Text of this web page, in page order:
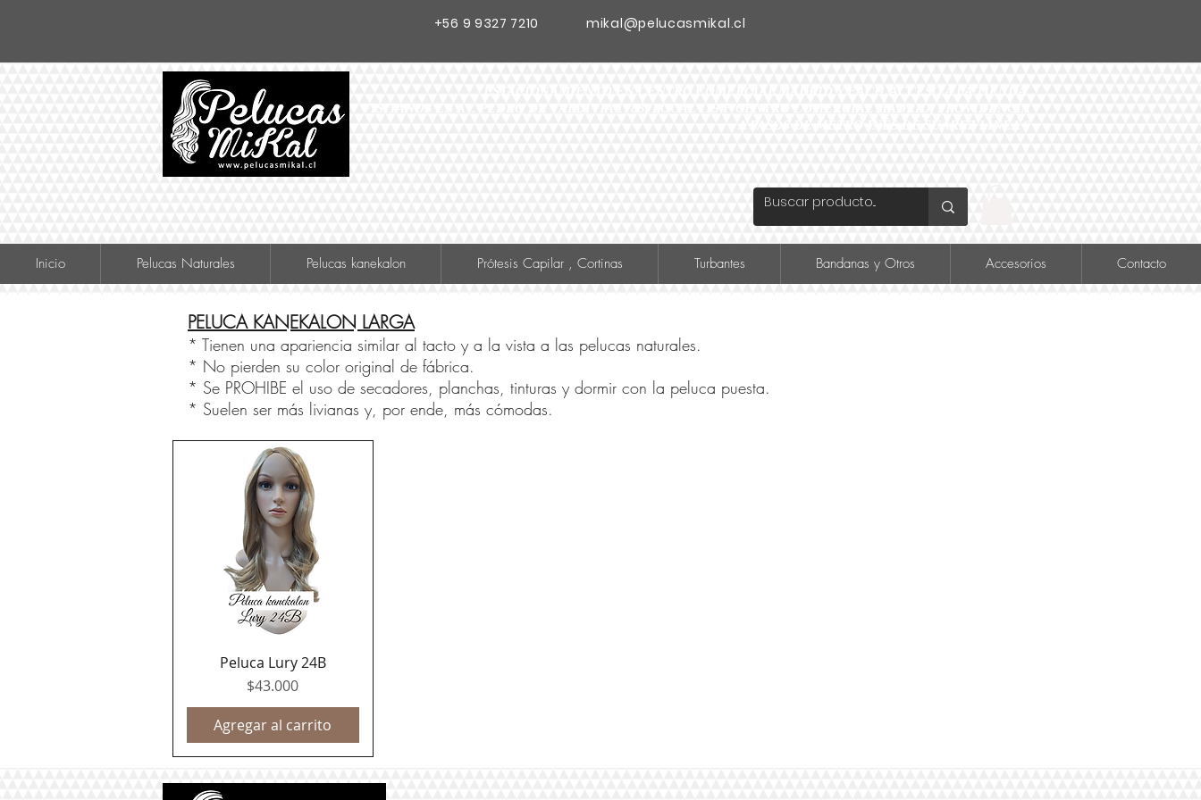
+56 9 9327 7210 mikal@pelucasmikal.cl
Inicio Pelucas Naturales Pelucas kanekalon Prótesis Capilar , Cortinas Turbantes Bandanas y Otros Accesorios Contacto
PELUCA KANEKALON LARGA
* Tienen una apariencia similar al tacto y a la vista a las pelucas naturales.
* No pierden su color original de fábrica.
* Se PROHIBE el uso de secadores, planchas, tinturas y dormir con la peluca puesta.
* Suelen ser más livianas y, por ende, más cómodas.
Vista rápida
Peluca Lury 24B
Precio
$43.000
Agregar al carrito